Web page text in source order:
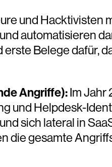
und Hacktivisten
automatisieren
Belege dafür,
Angriffe):Im Jahr
und Helpdesk-
sich lateral in
die gesamte